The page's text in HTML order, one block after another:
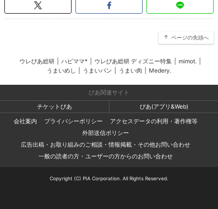
ページの先頭へ
ウレぴあ総研 ハピママ* ウレぴあ総研 ディズニー特集 mimot.
うまいめし
うまいパン うまい肉 Medery.
ぴあ関連サイト
チケットぴあ
ぴあ(アプリ&Web)
会社案内
プライバシーポリシー
アクセスデータの利用・著作権等
外部送信ポリシー
広告出稿・お取り組みのご相談・情報掲載・その他お問い合わせ
一般の読者の方・ユーザーの方からのお問い合わせ
Copyright (C) PIA Corporation. All Rights Reserved.